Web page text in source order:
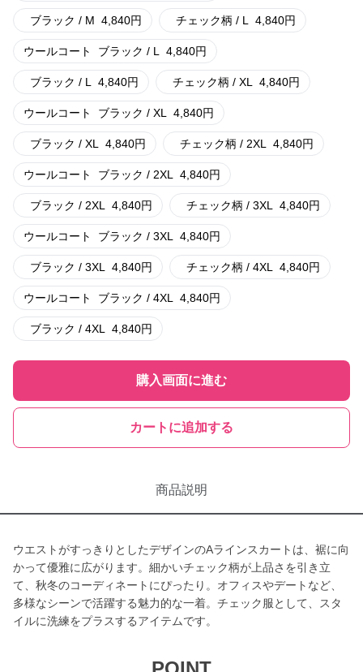
ブラック / M 4,840円 チェック柄 / L 4,840円
ウールコート ブラック / L 4,840円
ブラック / L 4,840円 チェック柄 / XL 4,840円
ウールコート ブラック / XL 4,840円
ブラック / XL 4,840円 チェック柄 / 2XL 4,840円
ウールコート ブラック / 2XL 4,840円
ブラック / 2XL 4,840円 チェック柄 / 3XL 4,840円
ウールコート ブラック / 3XL 4,840円
ブラック / 3XL 4,840円 チェック柄 / 4XL 4,840円
ウールコート ブラック / 4XL 4,840円
ブラック / 4XL 4,840円
購入画面に進む
カートに追加する
商品説明
ウエストがすっきりとしたデザインのAラインスカートは、裾に向
かって優雅に広がります。細かいチェック柄が上品さを引き立
て、秋冬のコーディネートにぴったり。オフィスやデートなど、
多様なシーンで活躍する魅力的な一着。チェック服として、スタ
イルに洗練をプラスするアイテムです。